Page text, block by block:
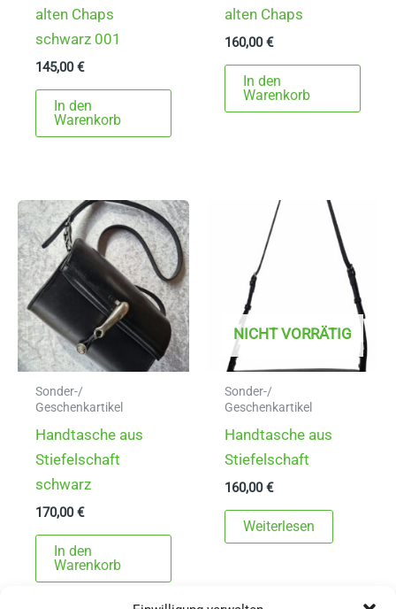
alten Chaps
schwarz 001
145,00€
In den
Warenkorb
alten Chaps
160,00€
In den
Warenkorb
Sonder-/
Geschenkartikel
Handtasche aus
Stiefelschaft
schwarz
170,00€
In den
Warenkorb
NICHT VORRÄTIG
Sonder-/
Geschenkartikel
Handtasche aus
Stiefelschaft
160,00€
Weiterlesen